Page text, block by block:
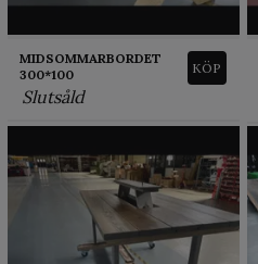
MIDSOMMARBORDET
300*100
Slutsåld
KÖP